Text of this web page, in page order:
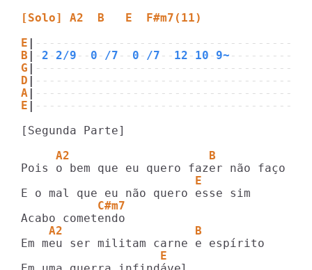
[Solo] A2  B   E  F#m7(11)
E
B
- 2 - 2/9 -- 0 - /7 -- 0 - /7 -- 12 - 10 - 9~
G
D
A
E
[Segunda Parte]
     A2                    B
                         E
           C#m7
    A2                   B
                    E